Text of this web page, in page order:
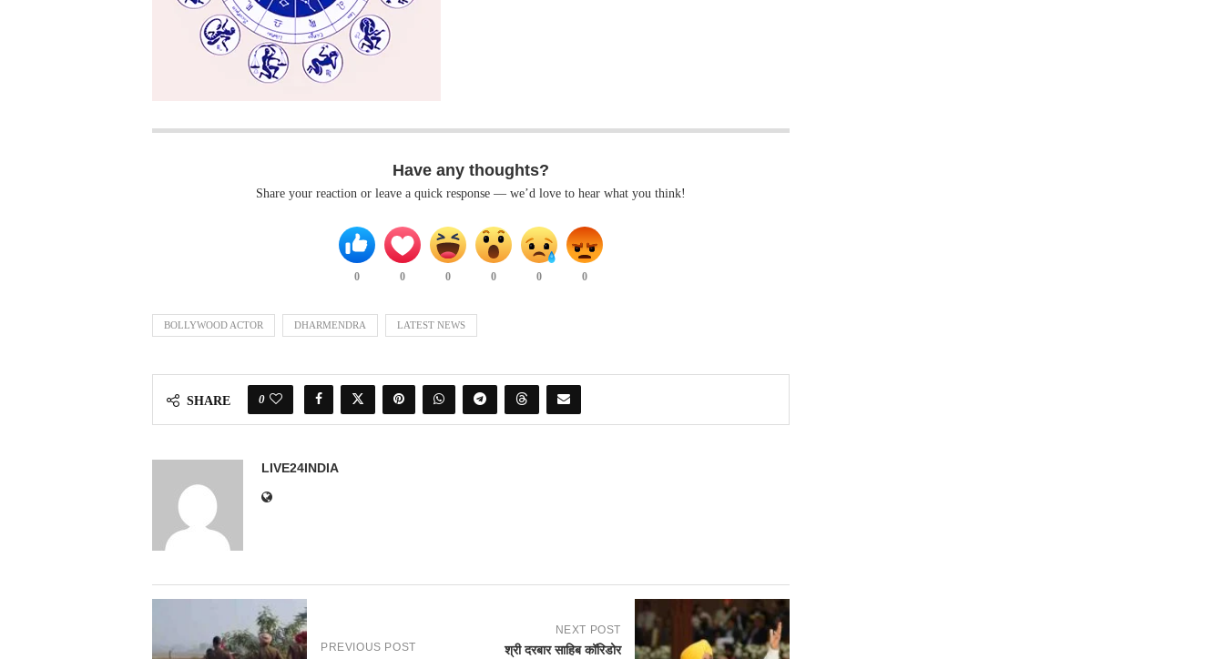
Have any thoughts?
Share your reaction or leave a quick response — we’d love to hear what you think!
0 0 0 0 0 0
BOLLYWOOD ACTOR DHARMENDRA LATEST NEWS
SHARE 0
LIVE24INDIA
PREVIOUS POST
NEXT POST
श्री दरबार साहिब कॉरिडोर